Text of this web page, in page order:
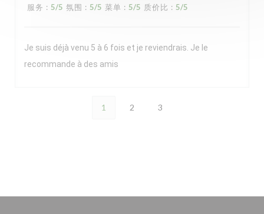
服务 : 5/5 氛围 : 5/5 菜单 : 5/5 质价比 : 5/5
Je suis déjà venu 5 à 6 fois et je reviendrais. Je le
recommande à des amis
1 2 3